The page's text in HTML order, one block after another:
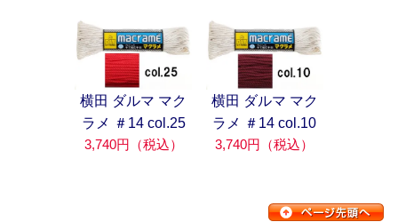
横田 ダルマ マク
ラメ ＃14 col.25
3,740円（税込）
横田 ダルマ マク
ラメ ＃14 col.10
3,740円（税込）